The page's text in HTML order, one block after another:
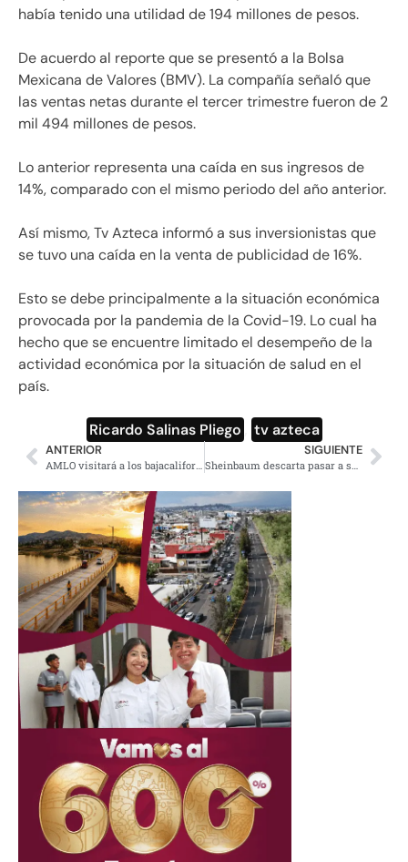
había tenido una utilidad de 194 millones de pesos.
De acuerdo al reporte que se presentó a la Bolsa
Mexicana de Valores (BMV). La compañía señaló que
las ventas netas durante el tercer trimestre fueron de 2
mil 494 millones de pesos.
Lo anterior representa una caída en sus ingresos de
14%, comparado con el mismo periodo del año anterior.
Así mismo, Tv Azteca informó a sus inversionistas que
se tuvo una caída en la venta de publicidad de 16%.
Esto se debe principalmente a la situación económica
provocada por la pandemia de la Covid-19. Lo cual ha
hecho que se encuentre limitado el desempeño de la
actividad económica por la situación de salud en el
país.
Ricardo Salinas Pliego tv azteca
ANTERIOR SIGUIENTE